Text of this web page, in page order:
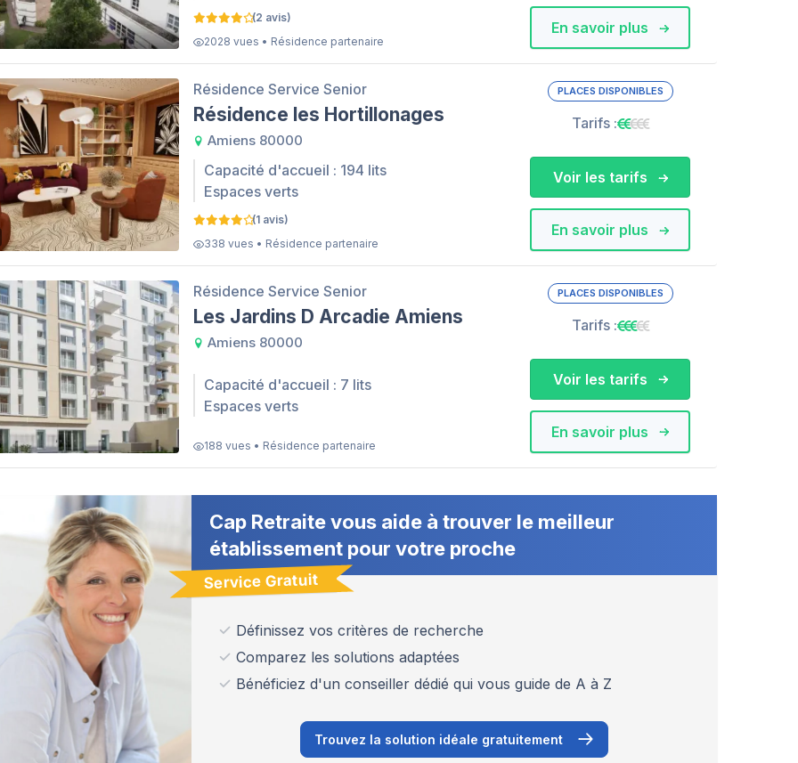
(2 avis)
2028 vues • Résidence partenaire
En savoir plus
Résidence Service Senior
Résidence les Hortillonages
Amiens 80000
Capacité d'accueil : 194 lits
Espaces verts
(1 avis)
338 vues • Résidence partenaire
PLACES DISPONIBLES
Tarifs :
En savoir plus
Voir les tarifs
Résidence Service Senior
Les Jardins D Arcadie Amiens
Amiens 80000
Capacité d'accueil : 7 lits
Espaces verts
188 vues • Résidence partenaire
PLACES DISPONIBLES
Tarifs :
En savoir plus
Voir les tarifs
Cap Retraite vous aide à trouver le meilleur
établissement pour votre proche
Service Gratuit
Définissez vos critères de recherche
Comparez les solutions adaptées
Bénéficiez d'un conseiller dédié qui vous guide de A à Z
Trouvez la solution idéale gratuitement